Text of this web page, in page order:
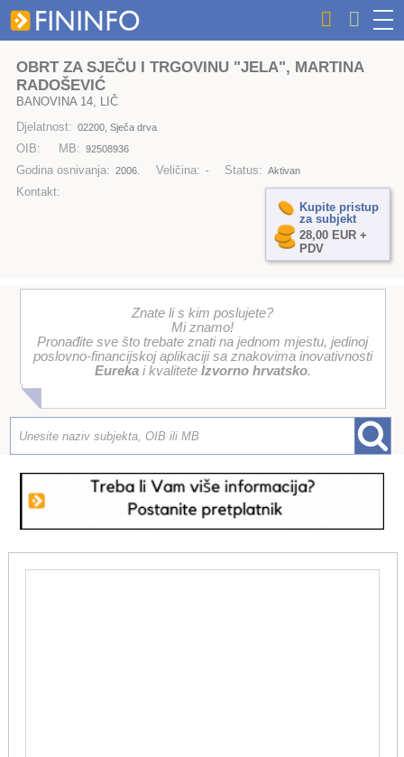
OBRT ZA SJEČU I TRGOVINU "JELA", MARTINA
RADOŠEVIĆ
BANOVINA 14, LIČ
Djelatnost: 02200, Sječa drva
OIB: MB: 92508936
Godina osnivanja: 2006. Veličina: - Status: Aktivan
Kontakt:
Kupite pristup
za subjekt
28,00 EUR +
PDV
Znate li s kim poslujete?
Mi znamo!
Pronađite sve što trebate znati na jednom mjestu, jedinoj
poslovno-financijskoj aplikaciji sa znakovima inovativnosti
Eurekai kvalitete Izvorno hrvatsko.